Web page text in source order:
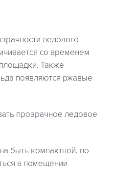
ледового
cо временем
Также
появляются ржавые
прозрачное ледовое
быть компактной, по
в помещении